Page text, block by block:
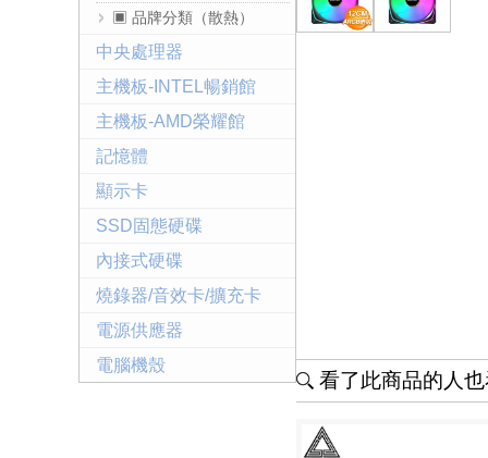
看了此商品的人
▣ 品牌分類（散熱）
中央處理器
主機板-INTEL暢銷館
主機板-AMD榮耀館
記憶體
顯示卡
SSD固態硬碟
內接式硬碟
燒錄器/音效卡/擴充卡
電源供應器
電腦機殼